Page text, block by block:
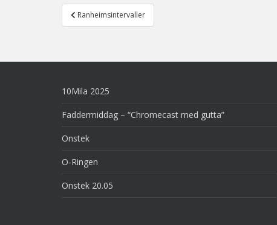
Post
navigation
Ranheimsintervaller
10Mila 2025
Faddermiddag – “Chromecast med gutta”
Onstek
O-Ringen
Onstek 20.05